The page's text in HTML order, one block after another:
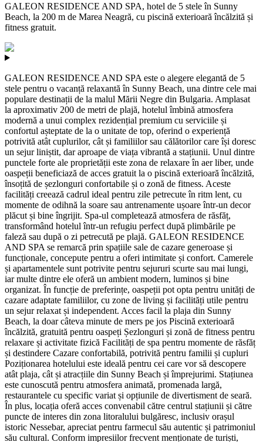
GALEON RESIDENCE AND SPA, hotel de 5 stele în Sunny
Beach, la 200 m de Marea Neagră, cu piscină exterioară încălzită și
fitness gratuit.
GALEON RESIDENCE AND SPA este o alegere elegantă de 5
stele pentru o vacanță relaxantă în Sunny Beach, una dintre cele mai
populare destinații de la malul Mării Negre din Bulgaria. Amplasat
la aproximativ 200 de metri de plajă, hotelul îmbină atmosfera
modernă a unui complex rezidențial premium cu serviciile și
confortul așteptate de la o unitate de top, oferind o experiență
potrivită atât cuplurilor, cât și familiilor sau călătorilor care își doresc
un sejur liniștit, dar aproape de viața vibrantă a stațiunii. Unul dintre
punctele forte ale proprietății este zona de relaxare în aer liber, unde
oaspeții beneficiază de acces gratuit la o piscină exterioară încălzită,
însoțită de șezlonguri confortabile și o zonă de fitness. Aceste
facilități creează cadrul ideal pentru zile petrecute în ritm lent, cu
momente de odihnă la soare sau antrenamente ușoare într-un decor
plăcut și bine îngrijit. Spa-ul completează atmosfera de răsfăț,
transformând hotelul într-un refugiu perfect după plimbările pe
faleză sau după o zi petrecută pe plajă. GALEON RESIDENCE
AND SPA se remarcă prin spațiile sale de cazare generoase și
funcționale, concepute pentru a oferi intimitate și confort. Camerele
și apartamentele sunt potrivite pentru sejururi scurte sau mai lungi,
iar multe dintre ele oferă un ambient modern, luminos și bine
organizat. În funcție de preferințe, oaspeții pot opta pentru unități de
cazare adaptate familiilor, cu zone de living și facilități utile pentru
un sejur relaxat și independent. Acces facil la plaja din Sunny
Beach, la doar câteva minute de mers pe jos Piscină exterioară
încălzită, gratuită pentru oaspeți Șezlonguri și zonă de fitness pentru
relaxare și activitate fizică Facilități de spa pentru momente de răsfăț
și destindere Cazare confortabilă, potrivită pentru familii și cupluri
Poziționarea hotelului este ideală pentru cei care vor să descopere
atât plaja, cât și atracțiile din Sunny Beach și împrejurimi. Stațiunea
este cunoscută pentru atmosfera animată, promenada largă,
restaurantele cu specific variat și opțiunile de divertisment de seară.
În plus, locația oferă acces convenabil către centrul stațiunii și către
puncte de interes din zona litoralului bulgăresc, inclusiv orașul
istoric Nessebar, apreciat pentru farmecul său autentic și patrimoniul
său cultural. Conform impresiilor frecvent menționate de turiști,